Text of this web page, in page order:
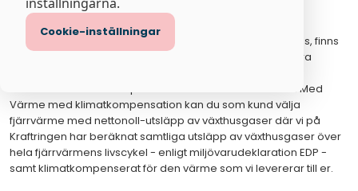
anläggningar som fjärrvärmeledningar.
Ur ett livscykelperspektiv, där fjärrvärmens hela resa ryms, finns
det med andra ord alltid utsläpp att ta hänsyn till. Hur stora
restvärme vi tar tillvara på från industri och verksamhet. Med
Värme med klimatkompensation kan du som kund välja
fjärrvärme med nettonoll-utsläpp av växthusgaser där vi på
Kraftringen har beräknat samtliga utsläpp av växthusgaser över
hela fjärrvärmens livscykel - enligt miljövarudeklaration EDP -
samt klimatkompenserat för den värme som vi levererar till er.
Cookie-inställningar